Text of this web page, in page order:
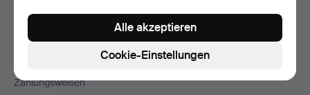
Fußzeilen-
Kontakt mit dem Support aufnehmen
Zahlungsweisen
Cookie-Einstellungen
Alle akzeptieren